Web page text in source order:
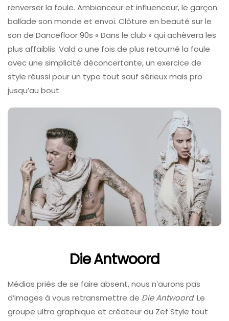
renverser la foule. Ambianceur et influenceur, le garçon
ballade son monde et envoi. Clôture en beauté sur le
son de Dancefloor 90s « Dans le club » qui achèvera les
plus affaiblis. Vald a une fois de plus retourné la foule
avec une simplicité déconcertante, un exercice de
style réussi pour un type tout sauf sérieux mais pro
jusqu’au bout.
Die Antwoord
Médias priés de se faire absent, nous n’aurons pas
d’images à vous retransmettre de Die Antwoord. Le
groupe ultra graphique et créateur du Zef Style tout